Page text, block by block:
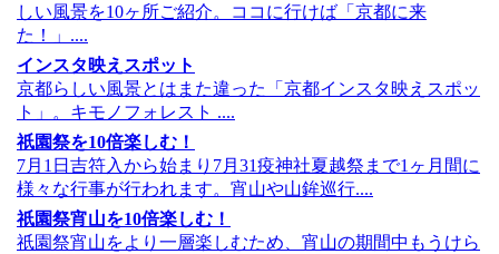
しい風景を10ヶ所ご紹介。ココに行けば「京都に来
た！」....
インスタ映えスポット
京都らしい風景とはまた違った「京都インスタ映えスポッ
ト」。キモノフォレスト ....
祇園祭を10倍楽しむ！
7月1日吉符入から始まり7月31疫神社夏越祭まで1ヶ月間に
様々な行事が行われます。宵山や山鉾巡行....
祇園祭宵山を10倍楽しむ！
祇園祭宵山をより一層楽しむため、宵山の期間中もうけら